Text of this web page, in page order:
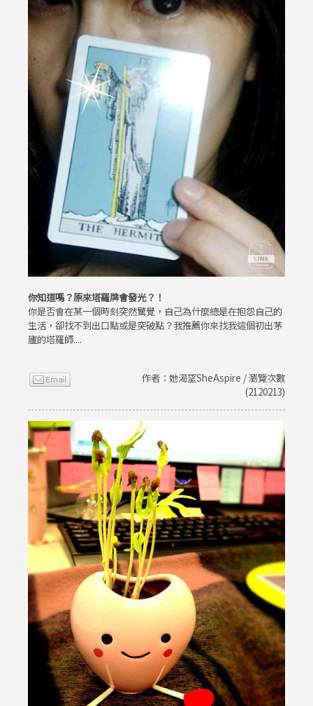
你知道嗎？原來塔羅牌會發光？！
你是否會在某一個時刻突然驚覺，自己為什麼總是在抱怨自己的
生活，卻找不到出口點或是突破點？我推薦你來找我這個初出茅
廬的塔羅師....
作者：她渴望SheAspire / 瀏覽次數
(2120213)